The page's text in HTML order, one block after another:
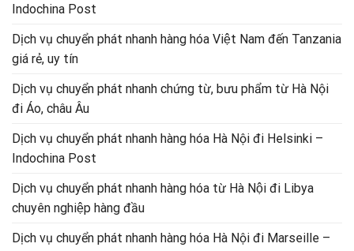
Indochina Post
Dịch vụ chuyển phát nhanh hàng hóa Việt Nam đến Tanzania
giá rẻ, uy tín
Dịch vụ chuyển phát nhanh chứng từ, bưu phẩm từ Hà Nội
đi Áo, châu Âu
Dịch vụ chuyển phát nhanh hàng hóa Hà Nội đi Helsinki –
Indochina Post
Dịch vụ chuyển phát nhanh hàng hóa từ Hà Nội đi Libya
chuyên nghiệp hàng đầu
Dịch vụ chuyển phát nhanh hàng hóa Hà Nội đi Marseille –